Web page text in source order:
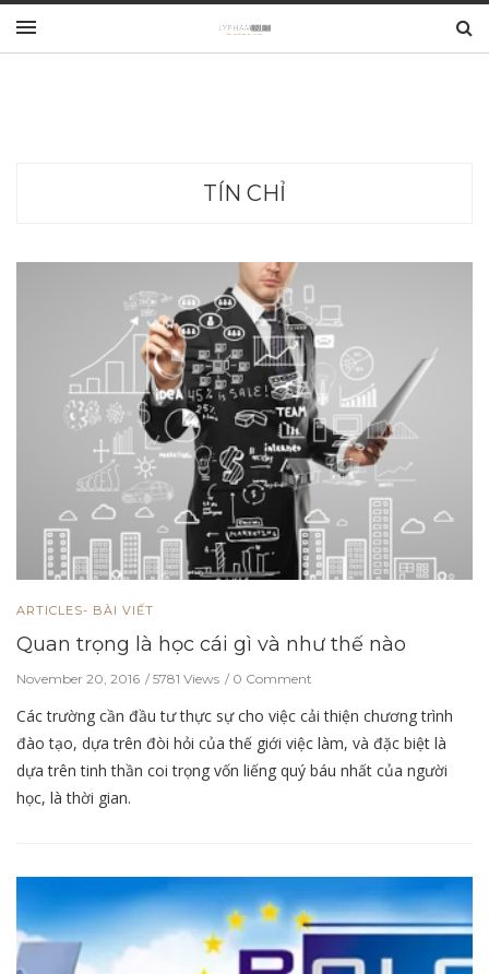
TÍN CHỈ
ARTICLES- BÀI VIẾT
Quan trọng là học cái gì và như thế nào
November 20, 2016 5781 Views 0 Comment
Các trường cần đầu tư thực sự cho việc cải thiện chương trình
đào tạo, dựa trên đòi hỏi của thế giới việc làm, và đặc biệt là
dựa trên tinh thần coi trọng vốn liếng quý báu nhất của người
học, là thời gian.